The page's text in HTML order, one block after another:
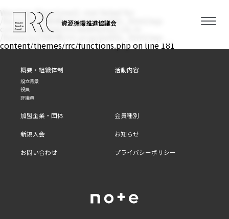
Warning: filemtime(): stat failed for
/home/xs350646/rrc.or.jp/public_html/wp-
content/themes/rrc/assets/css/.css in
content/themes/rrc/functions.phpon line 181
資源循環推進協議会
概要・組織体制
設立背景
役員
評議員
活動内容
加盟企業・団体 会員種別
新規入会 お知らせ
お問い合わせ プライバシーポリシー